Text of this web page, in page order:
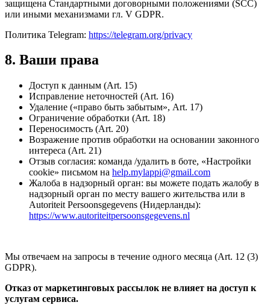
защищена Стандартными договорными положениями (SCC)
или иными механизмами гл. V GDPR.
Политика Telegram: https://telegram.org/privacy
8. Ваши права
Доступ к данным (Art. 15)
Исправление неточностей (Art. 16)
Удаление («право быть забытым», Art. 17)
Ограничение обработки (Art. 18)
Переносимость (Art. 20)
Возражение против обработки на основании законного
интереса (Art. 21)
Отзыв согласия: команда /удалить в боте, «Настройки
cookie» письмом на help.mylappi@gmail.com
Жалоба в надзорный орган: вы можете подать жалобу в
надзорный орган по месту вашего жительства или в
Autoriteit Persoonsgegevens (Нидерланды):
https://www.autoriteitpersoonsgegevens.nl
Мы отвечаем на запросы в течение одного месяца (Art. 12 (3)
GDPR).
Отказ от маркетинговых рассылок не влияет на доступ к
услугам сервиса.